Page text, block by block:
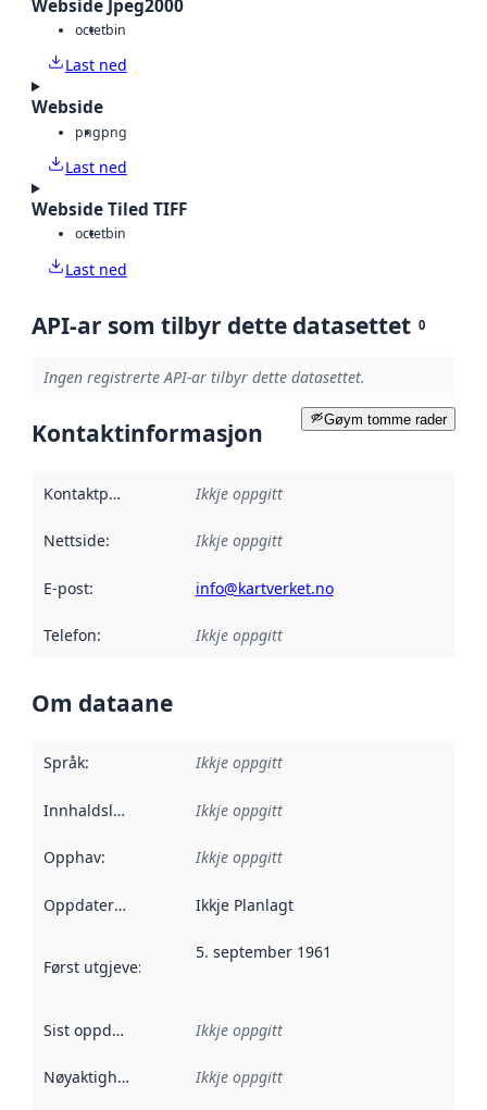
Webside Jpeg2000
octetbin
Last ned
Webside
pngpng
Last ned
Webside Tiled TIFF
octetbin
Last ned
API-ar som tilbyr dette datasettet 0
Ingen registrerte API-ar tilbyr dette datasettet.
Gøym tomme rader
Kontaktinformasjon
Kontaktpunkt Ikkje oppgitt
Nettside: Ikkje oppgitt
E-post: info@kartverket.no
Telefon: Ikkje oppgitt
Om dataane
Språk: Ikkje oppgitt
Innhaldsleverandørar :
Ikkje oppgitt
Opphav: Ikkje oppgitt
Oppdateringsfrekvens :
Ikkje Planlagt
Først utgjeve: Denne datoen seier når dataa i dette
5. september 1961
Sist oppdatert Ikkje oppgitt
Nøyaktigheit Ikkje oppgitt